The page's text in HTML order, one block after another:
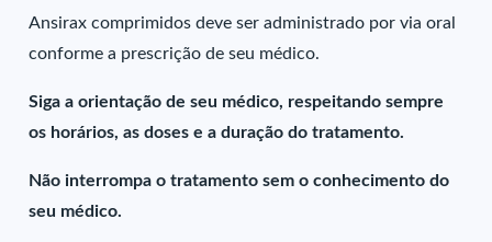
Ansirax comprimidos deve ser administrado por via oral
conforme a prescrição de seu médico.
Siga a orientação de seu médico, respeitando sempre
os horários, as doses e a duração do tratamento.
Não interrompa o tratamento sem o conhecimento do
seu médico.